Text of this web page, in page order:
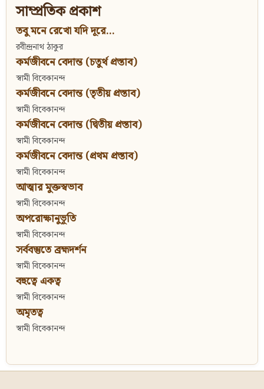
সাম্প্রতিক প্রকাশ
তবু মনে রেখো যদি দূরে...
রবীন্দ্রনাথ ঠাকুর
কর্মজীবনে বেদান্ত (চতুর্থ প্রস্তাব)
স্বামী বিবেকানন্দ
কর্মজীবনে বেদান্ত (তৃতীয় প্রস্তাব)
স্বামী বিবেকানন্দ
কর্মজীবনে বেদান্ত (দ্বিতীয় প্রস্তাব)
স্বামী বিবেকানন্দ
কর্মজীবনে বেদান্ত (প্রথম প্রস্তাব)
স্বামী বিবেকানন্দ
আত্মার মুক্তস্বভাব
স্বামী বিবেকানন্দ
অপরোক্ষানুভূতি
স্বামী বিবেকানন্দ
সর্ববস্তুতে ব্রহ্মদর্শন
স্বামী বিবেকানন্দ
বহুত্বে একত্ব
স্বামী বিবেকানন্দ
অমৃতত্ব
স্বামী বিবেকানন্দ